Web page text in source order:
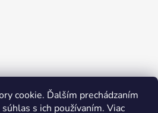
cookie. Ďalším prechádzaním
s ich používaním. Viac